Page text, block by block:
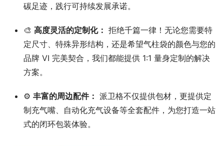
碳足迹，践行可持续发展承诺。
🎨 高度灵活的定制化： 拒绝千篇一律！无论您需要特
定尺寸、特殊异形结构，还是希望气柱袋的颜色与您的
品牌 VI 完美契合，我们都能提供 1:1 量身定制的解决
方案。
⚙️ 丰富的周边配件： 派卫格不仅提供包材，更提供定
制充气嘴、自动化充气设备等全套配件，为您打造一站
式的闭环包装体验。